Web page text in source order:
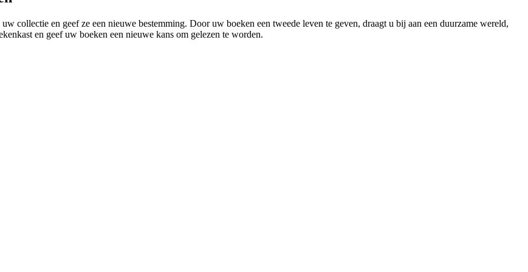
collectie en geef ze een nieuwe bestemming. Door uw boeken een tweede leven te geven, draagt u bij aan een duurzame wereld,
en geef uw boeken een nieuwe kans om gelezen te worden.